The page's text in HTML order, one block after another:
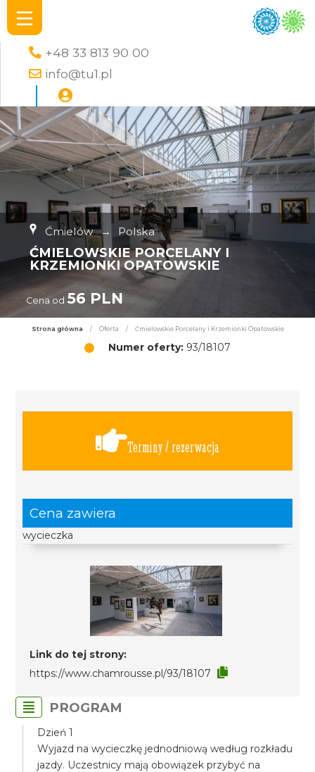
+48 33 813 90 00
info@tu1.pl
Ćmielów → Polska
ĆMIELOWSKIE PORCELANY I
KRZEMIONKI OPATOWSKIE
Cena od 56 PLN
Strona główna / Oferta / Ćmielowskie Porcelany i Krzemionki Opatowskie
Numer oferty: 93/18107
Terminy / rezerwacja
Cena zawiera
wycieczka
Link do tej strony:
https://www.chamrousse.pl/93/18107
PROGRAM
Dzień 1
Wyjazd na wycieczkę jednodniową według rozkładu
jazdy. Uczestnicy mają obowiązek przybyć na